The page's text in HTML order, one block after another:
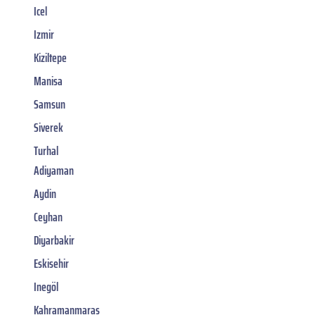
Icel
Izmir
Kiziltepe
Manisa
Samsun
Siverek
Turhal
Adiyaman
Aydin
Ceyhan
Diyarbakir
Eskisehir
Inegöl
Kahramanmaras